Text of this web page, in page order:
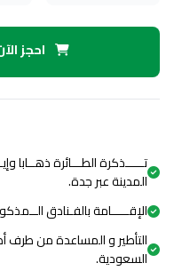
احجز
تـــــذكرة الطـــائرة
المدينة عبر جدة.
الإقـــــامة بالفـنادق
التأطير و المساعدة من طرف
السعودية.